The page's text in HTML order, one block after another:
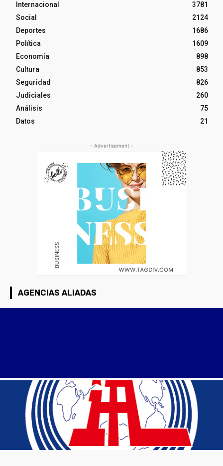
Internacional
3781
Social
2124
Deportes
1686
Política
1609
Economía
898
Cultura
853
Seguridad
826
Judiciales
260
Análisis
75
Datos
21
- Advertisement -
AGENCIAS ALIADAS